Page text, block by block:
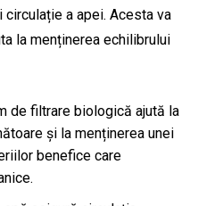
a apei. Acesta va
la menținerea echilibrului
de filtrare biologică ajută la
și la menținerea unei
benefice care